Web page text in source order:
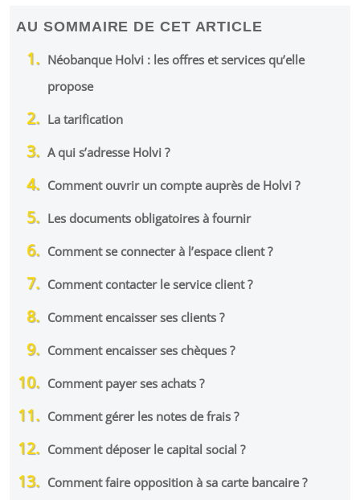
AU SOMMAIRE DE CET ARTICLE
Néobanque Holvi : les offres et services qu’elle
propose
La tarification
A qui s’adresse Holvi ?
Comment ouvrir un compte auprès de Holvi ?
Les documents obligatoires à fournir
Comment se connecter à l’espace client ?
Comment contacter le service client ?
Comment encaisser ses clients ?
Comment encaisser ses chèques ?
Comment payer ses achats ?
Comment gérer les notes de frais ?
Comment déposer le capital social ?
Comment faire opposition à sa carte bancaire ?